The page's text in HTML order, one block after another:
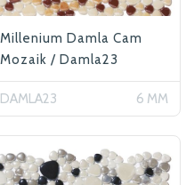
Millenium Damla Cam
Mozaik / Damla23
DAMLA23 6 MM